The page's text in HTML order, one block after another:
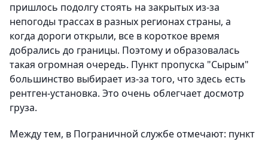
пришлось подолгу стоять на закрытых из-за
непогоды трассах в разных регионах страны, а
когда дороги открыли, все в короткое время
добрались до границы. Поэтому и образовалась
такая огромная очередь. Пункт пропуска "Сырым"
большинство выбирает из-за того, что здесь есть
рентген-установка. Это очень облегчает досмотр
груза.
Между тем, в Пограничной службе отмечают: пункт